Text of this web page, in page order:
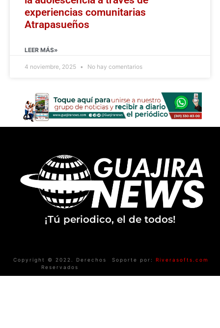
experiencias comunitarias
Atrapasueños
LEER MÁS»
4 noviembre, 2025 No hay comentarios
¡Tú periodico, el de todos!
Copyright © 2022. Derechos
Reservados
Soporte por: Riverasofts.com